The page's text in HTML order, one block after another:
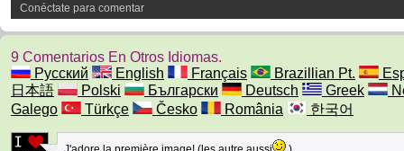
Conéctate para comentar
9 Comentarios En Otros Idiomas.
Русский
English Français Brazillian Pt.
日本語
Polski Български Deutsch Greek
Galego
Türkçe Česko România 한국어